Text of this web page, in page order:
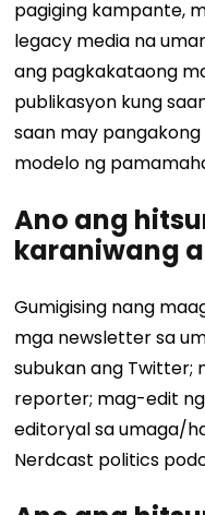
pagiging kampante,
legacy media na
ang pagkakataong
publikasyon kung
saan may
modelo ng
Ano ang
karaniwang
Gumigising nang
mga newsletter sa
subukan ang Twitter;
reporter; mag-edit
editoryal sa umaga/
Nerdcast politics